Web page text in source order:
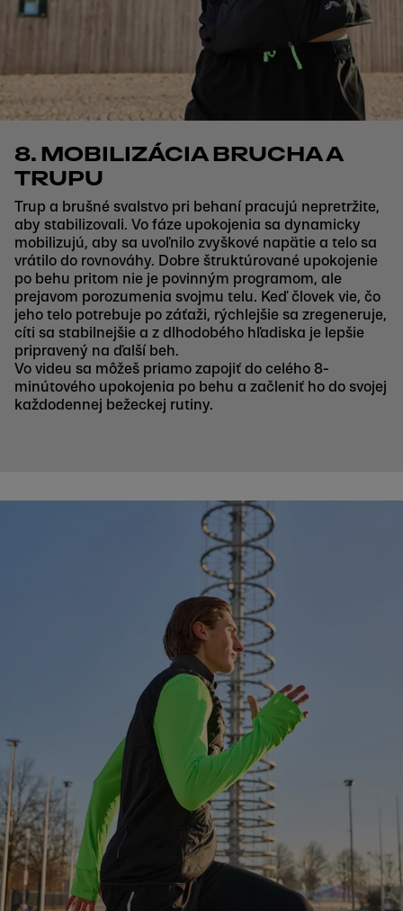
8. MOBILIZÁCIA BRUCHA A
TRUPU
Trup a brušné svalstvo pri behaní pracujú nepretržite,
aby stabilizovali. Vo fáze upokojenia sa dynamicky
mobilizujú, aby sa uvoľnilo zvyškové napätie a telo sa
vrátilo do rovnováhy. Dobre štruktúrované upokojenie
po behu pritom nie je povinným programom, ale
prejavom porozumenia svojmu telu. Keď človek vie, čo
jeho telo potrebuje po záťaži, rýchlejšie sa zregeneruje,
cíti sa stabilnejšie a z dlhodobého hľadiska je lepšie
pripravený na ďalší beh.
Vo videu sa môžeš priamo zapojiť do celého 8-
minútového upokojenia po behu a začleniť ho do svojej
každodennej bežeckej rutiny.